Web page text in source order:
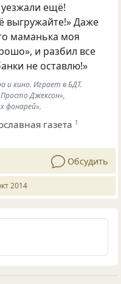
ещё!
выгружайте!» Даже
маманька моя
и разбил все
не оставлю!»
кино. Играет в БДТ.
Джексон»,
фонарей».
газета 1
Обсудить
2014